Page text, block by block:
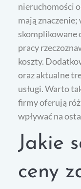
nieruchomości
mają
skomplikowane
pracy
koszty.
oraz aktualne
usługi. Warto
firmy oferują
wpływać na
Jakie
ceny